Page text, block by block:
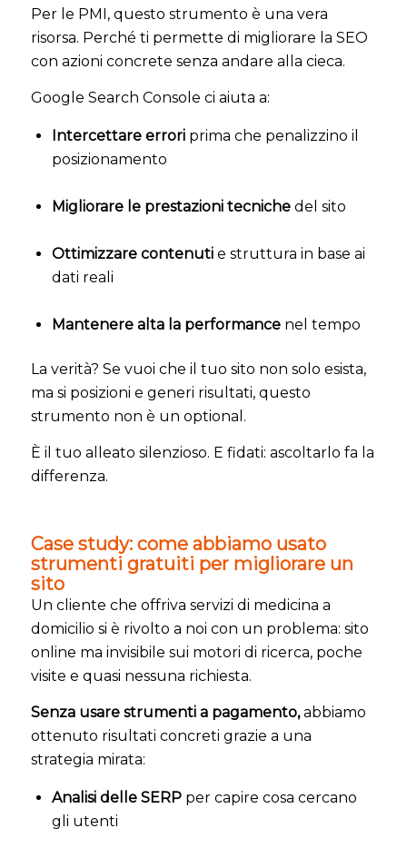
Per le PMI, questo strumento è una vera
risorsa. Perché ti permette di migliorare la SEO
con azioni concrete senza andare alla cieca.
Google Search Console ci aiuta a:
Intercettare erroriprima che penalizzino il
posizionamento
Migliorare le prestazioni tecnichedel sito
Ottimizzare contenutie struttura in base ai
dati reali
Mantenere alta la performancenel tempo
La verità? Se vuoi che il tuo sito non solo esista,
ma si posizioni e generi risultati, questo
strumento non è un optional.
È il tuo alleato silenzioso. E fidati: ascoltarlo fa la
differenza.
Case study: come abbiamo usato
strumenti gratuiti per migliorare un
sito
Un cliente che offriva servizi di medicina a
domicilio si è rivolto a noi con un problema: sito
online ma invisibile sui motori di ricerca, poche
visite e quasi nessuna richiesta.
Senza usare strumenti a pagamento,abbiamo
ottenuto risultati concreti grazie a una
strategia mirata:
Analisi delle SERPper capire cosa cercano
gli utenti